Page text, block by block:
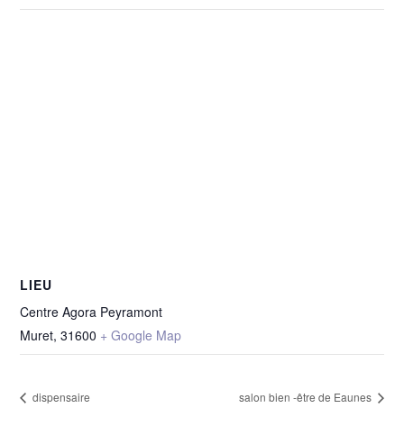
LIEU
Centre Agora Peyramont
Muret, 31600 + Google Map
dispensaire salon bien -être de Eaunes